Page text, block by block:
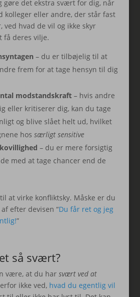
gøre det ekstra svært for dig, når
kolleger eller andre, der står fast
ved hvad de vil og ikke skyr
få deres vilje.
– du er tilbøjelig til at
frem for at tage hensyn til dig
modstandskraft– hvis andre
eller kritiserer dig, kan du tage
og blive slået helt ud, hvilket
hos særligt sensitive
– du er mere forsigtig
med at tage chancer end de
at virke konfliktsky. Måske er du
efter devisen “Du får ret og jeg
”
så svært?
være, at du har svært ved at
ikke ved, hvad du egentlig vil